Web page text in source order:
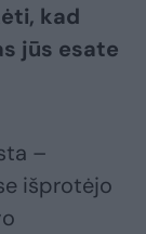
kad
jūs esate
–
išprotėjo